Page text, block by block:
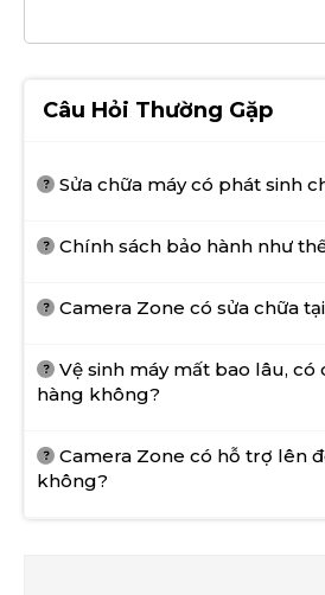
Câu Hỏi Thường Gặp
Sửa chữa máy có phát sinh
Chính sách bảo hành như
Camera Zone có sửa chữa
Vệ sinh máy mất bao lâu, có
hàng không?
Camera Zone có hỗ trợ lên
không?